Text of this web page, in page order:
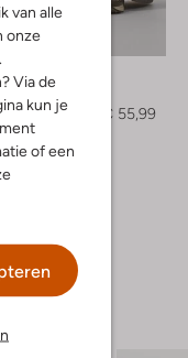
van alle
onze
.
Via de
kun je
of een
Edited
Pantalon
€ 79,99
€ 55,99